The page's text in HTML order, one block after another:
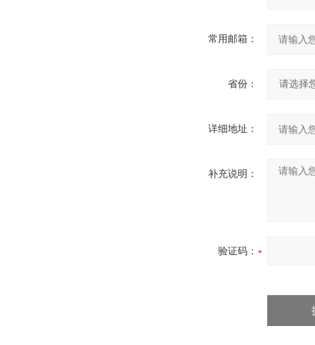
常用邮箱：
省份：
详细地址：
补充说明：
验证码：